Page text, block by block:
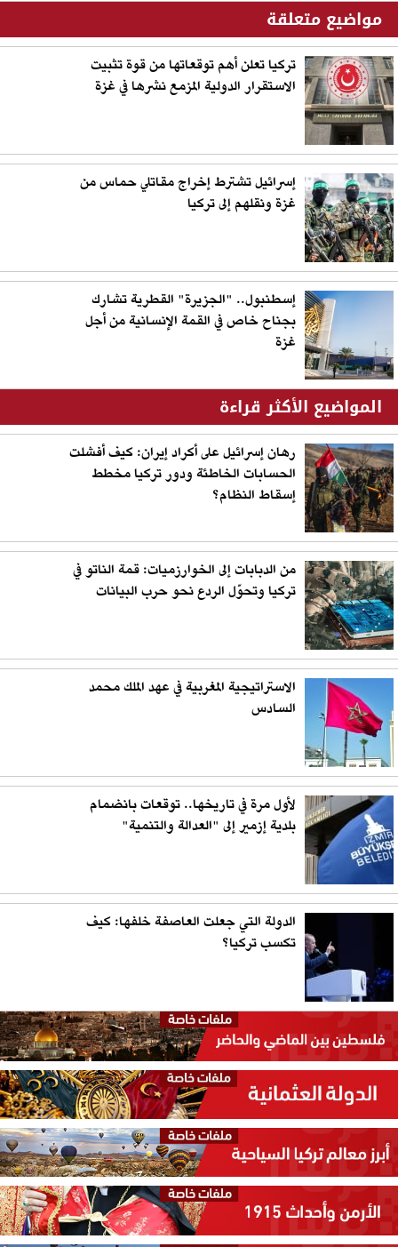
مواضيع متعلقة
تركيا تعلن أهم توقعاتها من قوة تثبيت
الاستقرار الدولية المزمع نشرها في غزة
إسرائيل تشترط إخراج مقاتلي حماس من
غزة ونقلهم إلى تركيا
إسطنبول.. "الجزيرة" القطرية تشارك
بجناح خاص في القمة الإنسانية من أجل
غزة
المواضيع الأكثر قراءة
رهان إسرائيل على أكراد إيران: كيف أفشلت
الحسابات الخاطئة ودور تركيا مخطط
إسقاط النظام؟
من الدبابات إلى الخوارزميات: قمة الناتو في
تركيا وتحوّل الردع نحو حرب البيانات
الاستراتيجية المغربية في عهد الملك محمد
السادس
لأول مرة في تاريخها.. توقعات بانضمام
بلدية إزمير إلى "العدالة والتنمية"
الدولة التي جعلت العاصفة خلفها: كيف
تكسب تركيا؟